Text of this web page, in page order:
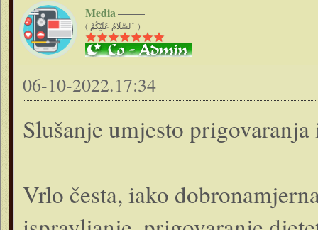
Media
( ٱلسَّلَامُ عَلَيْكُمْ )
06-10-2022.17:34
Slušanje umjesto
Vrlo česta, iako